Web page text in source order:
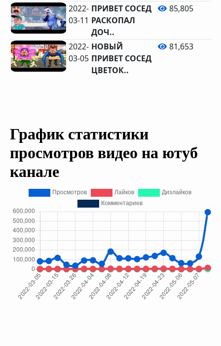
2022-
03-11
ПРИВЕТ СОСЕД
РАСКОПАЛ
ДОЧ..
85,805
2022-
03-05
НОВЫЙ
ПРИВЕТ СОСЕД
ЦВЕТОК..
81,653
График статистики
просмотров видео на ютуб
канале